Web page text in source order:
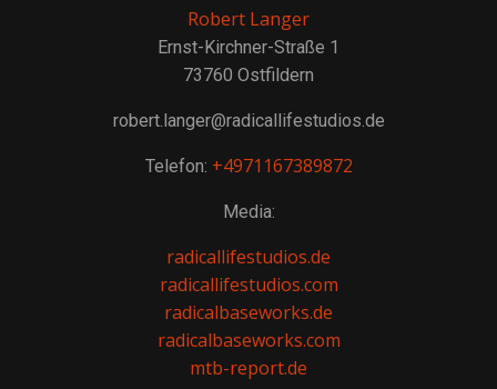
Robert Langer
Ernst-Kirchner-Straße 1
73760 Ostfildern
robert.langer@radicallifestudios.de
Telefon: +4971167389872
Media:
radicallifestudios.de
radicallifestudios.com
radicalbaseworks.de
radicalbaseworks.com
mtb-report.de